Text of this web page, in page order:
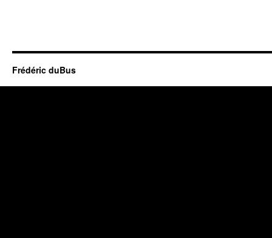
Frédéric duBus